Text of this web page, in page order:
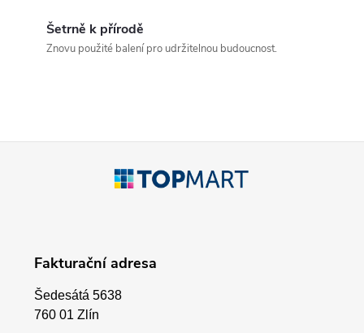
k
Šetrně k přírodě
Znovu použité balení pro udržitelnou budoucnost.
Fakturační adresa
Šedesátá 5638
760 01 Zlín